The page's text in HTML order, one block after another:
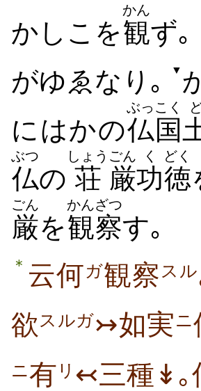
かしこを観
かん
ず｡
がゆゑなり｡ ▼
にはかの仏国
ぶっこく
仏
ぶつ
の 荘
しょう
厳
ごん
功
く
徳
どく
厳
ごん
を観察
かんざつ
す｡
＊ 云何ガ観察 スル
欲 スルガ↣如実ニ
ニ 有 リ ↢三種↡｡